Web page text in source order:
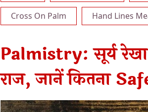
Cross On Palm Hand Lines
Palmistry: सूर्य
राज, जानें कितना